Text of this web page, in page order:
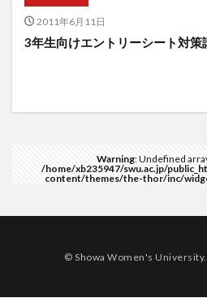
2011年6月11日
3年生向けエントリーシート対
Warning: Undefined
/home/xb235947/swu.ac.jp/
content/themes/the-thor/inc/
© Showa Women's